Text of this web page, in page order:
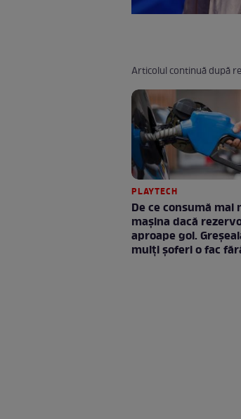
Articolul continuă după
PLAYTECH
De ce consumă mai
mașina dacă
aproape gol.
mulți șoferi o fac